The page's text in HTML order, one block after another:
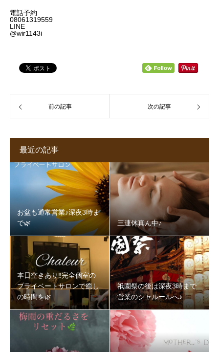
電話予約
08061319559
LINE
@wir1143i
前の記事 次の記事
最近の記事
お盆も通常営業♪深夜3時ま
で🌿‬
三連休真ん中♪
本日空きあり‼️完全個室の
プライベートサロンで癒し
の時間を🌿‬
祇園祭の後は深夜3時まで
営業のシャルールへ♪